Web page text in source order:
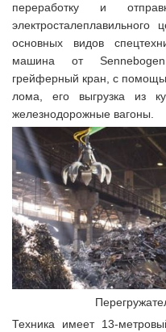
переработку и
основных видов
машина от
грейферный кран, с
лома, его выгрузка из
железнодорожные вагоны.
Техника имеет 13-